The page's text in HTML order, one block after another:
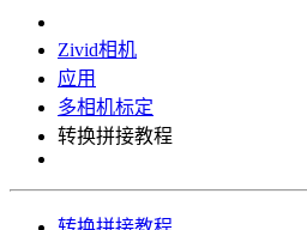
Zivid相机
应用
多相机标定
转换拼接教程